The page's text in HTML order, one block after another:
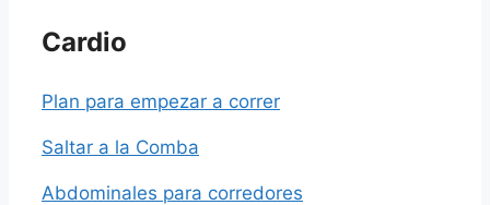
Cardio
Plan para empezar a correr
Saltar a la Comba
Abdominales para corredores